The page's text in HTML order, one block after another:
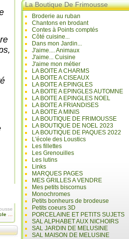
La Boutique De Frimousse
Broderie au ruban
Chantons en brodant
Contes à Points comptés
Côté cuisine...
Dans mon Jardin...
J'aime.... Animaux
J'aime... Cuisine
J'aime mon métier
LA BOITE A CHARMS
LA BOITE A CISEAUX
LA BOITE A EPINGLES
LA BOITE A EPINGLES AUTOMNE
LA BOITE A EPINGLES NOEL
LA BOITE A FRIANDISES
LA BOITE A MINIS
LA BOUTIQUE DE FRIMOUSSE
LA BOUTIQUE DE NOEL 2023
LA BOUTIQUE DE PAQUES 2022
L'école des Loustics
Les fillettes
Les Grenouilles
Les lutins
Links
MARQUES PAGES
MES GRILLES A VENDRE
Mes petits biscornus
Monochromes
Petits bonheurs de brodeuse
Petits coeurs 3D
PORCELAINE ET PETITS SUJETS
SAL ALPHABET AUX NICHOIRS
SAL JARDIN DE MELUSINE
SAL MAISON DE MELUSINE